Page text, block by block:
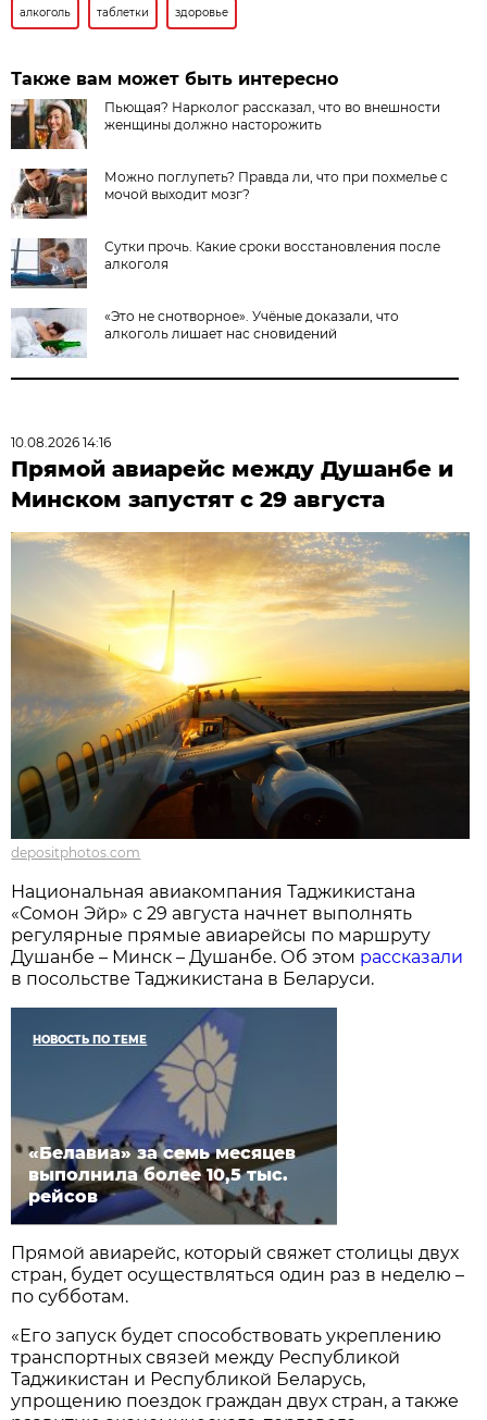
алкоголь таблетки здоровье
Также вам может быть интересно
Пьющая? Нарколог рассказал, что во внешности
женщины должно насторожить
Можно поглупеть? Правда ли, что при похмелье с
мочой выходит мозг?
Сутки прочь. Какие сроки восстановления после
алкоголя
«Это не снотворное». Учёные доказали, что
алкоголь лишает нас сновидений
10.08.2026 14:16
Прямой авиарейс между Душанбе и
Минском запустят с 29 августа
depositphotos.com
Национальная авиакомпания Таджикистана
«Сомон Эйр» с 29 августа начнет выполнять
регулярные прямые авиарейсы по маршруту
Душанбе – Минск – Душанбе. Об этом рассказали
в посольстве Таджикистана в Беларуси.
НОВОСТЬ ПО ТЕМЕ
«Белавиа» за семь месяцев
выполнила более 10,5 тыс.
рейсов
Прямой авиарейс, который свяжет столицы двух
стран, будет осуществляться один раз в неделю –
по субботам.
«Его запуск будет способствовать укреплению
транспортных связей между Республикой
Таджикистан и Республикой Беларусь,
упрощению поездок граждан двух стран, а также